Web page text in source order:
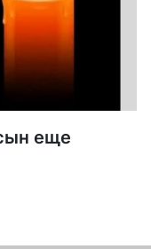
еще